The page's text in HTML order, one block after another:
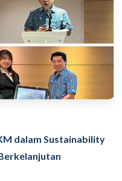
dalam Sustainability